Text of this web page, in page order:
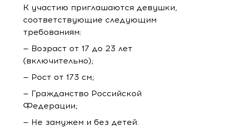
К участию приглашаются девушки,
соответствующие следующим
требованиям:
— Возраст от 17 до 23 лет
(включительно);
— Рост от 173 см;
— Гражданство Российской
Федерации;
— Не замужем и без детей.